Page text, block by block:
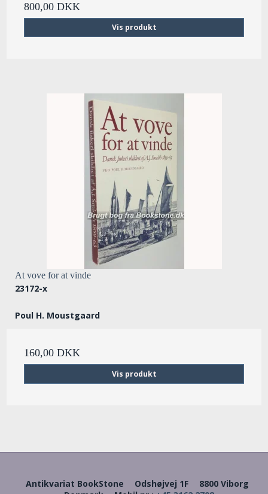
800,00 DKK
Vis produkt
At vove for at vinde
23172-x
Poul H. Moustgaard
160,00 DKK
Vis produkt
Antikvariat BookStone Odshøjvej 1F
8800 Viborg